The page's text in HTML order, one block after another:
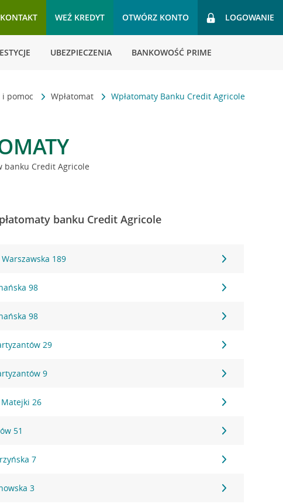
KONTAKT WEŹ KREDYT OTWÓRZ KONTO LOGOWANIE
UBEZPIECZENIA BANKOWOŚĆ PRIME
i pomoc Wpłatomat Wpłatomaty Banku Credit Agricole
banku Credit Agricole
banku Credit Agricole
189
98
98
29
9
26
51
7
3